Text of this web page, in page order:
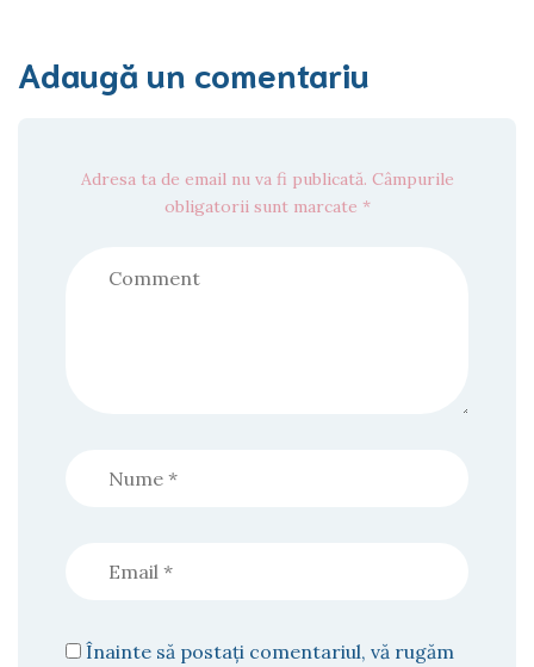
Adaugă un comentariu
Adresa ta de email nu va fi publicată. Câmpurile
obligatorii sunt marcate *
Înainte să postați comentariul, vă rugăm